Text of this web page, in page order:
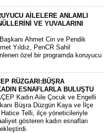
AİLELERE ANLAMLI
VE YUVALARINI
Ahmet Cin ve Pendik
Yıldız, PenCR Sahil
özel bir programda koruyucu
RÜZGARI:BÜŞRA
ESNAFLARLA BULUŞTU
Kadın Aile Çocuk ve Engelli
Büşra Düzgün Kaya ve İlçe
Hatice Telli, ilçe yöneticileriyle
gösteren kadın esnafları